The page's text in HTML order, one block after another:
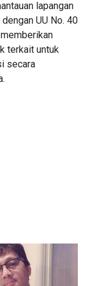
lapangan
UU No. 40
terkait untuk
secara